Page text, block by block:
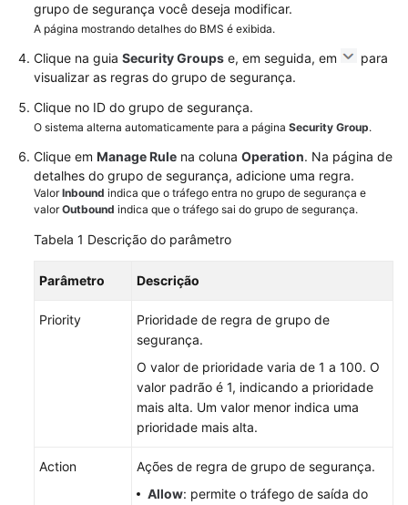
de
segurança
Recursos
Tags
Monitoramento
do
servidor
História
mudanças
Perguntas
grupo de segurança você deseja modificar.
A página mostrando detalhes do BMS é exibida.
Clique na guia Security Groups e, em seguida, em
para
visualizar as regras do grupo de segurança.
Clique no ID do grupo de segurança.
O sistema alterna automaticamente para a página Security Group.
Clique em Manage Rule na coluna Operation. Na página de
detalhes do grupo de segurança, adicione uma regra.
ValorInbound indica que o tráfego entra no grupo de segurança e
valorOutbound indica que o tráfego sai do grupo de segurança.
Tabela 1 Descrição do parâmetro
Parâmetro Descrição
Priority
Prioridade de regra de grupo de
segurança.
O valor de prioridade varia de 1 a 100. O
valor padrão é 1, indicando a prioridade
mais alta. Um valor menor indica uma
prioridade mais alta.
Action
Ações de regra de grupo de segurança.
Allow: permite o tráfego de saída do